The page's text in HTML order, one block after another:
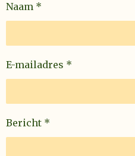
Naam *
E-mailadres *
Bericht *